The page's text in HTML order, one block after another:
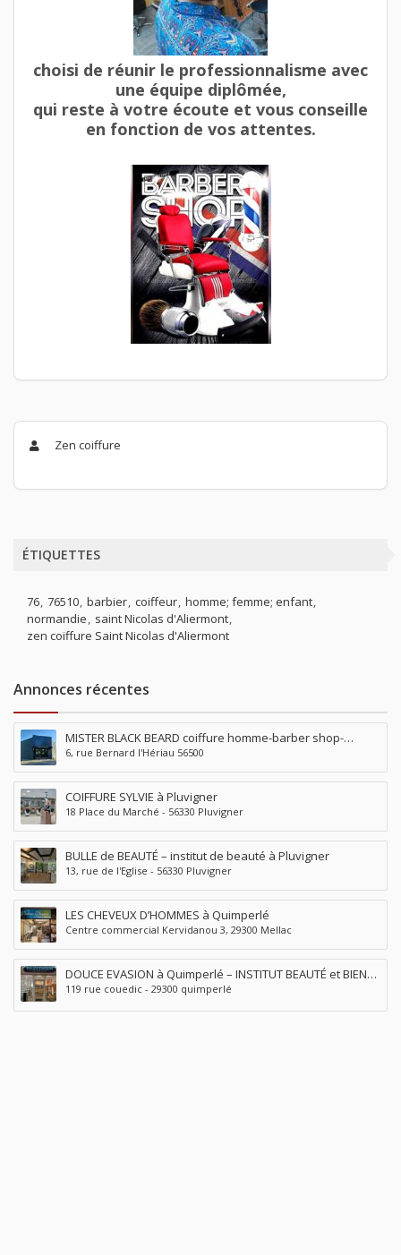
choisi de réunir le professionnalisme avec
une équipe diplômée,
qui reste à votre écoute et vous conseille
en fonction de vos attentes.
Zen coiffure
ÉTIQUETTES
76 76510 barbier coiffeur homme; femme; enfant
normandie
saint Nicolas d'Aliermont
zen coiffure Saint Nicolas d'Aliermont
Annonces récentes
MISTER BLACK BEARD coiffure homme-barber shop-
tatouage-piercing à Locminé
6, rue Bernard l'Hériau 56500
COIFFURE SYLVIE à Pluvigner
18 Place du Marché - 56330 Pluvigner
BULLE de BEAUTÉ – institut de beauté à Pluvigner
13, rue de l'Eglise - 56330 Pluvigner
LES CHEVEUX D’HOMMES à Quimperlé
Centre commercial Kervidanou 3, 29300 Mellac
DOUCE EVASION à Quimperlé – INSTITUT BEAUTÉ et BIEN
ÊTRE
119 rue couedic - 29300 quimperlé